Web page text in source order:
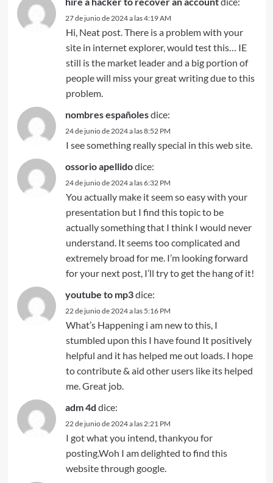
27 de junio de 2024 a las 4:19 AM
Hi, Neat post. There is a problem with your
site in internet explorer, would test this… IE
still is the market leader and a big portion of
people will miss your great writing due to this
problem.
nombres españolesdice:
24 de junio de 2024 a las 8:52 PM
I see something really special in this web site.
ossorio apellidodice:
24 de junio de 2024 a las 6:32 PM
You actually make it seem so easy with your
presentation but I find this topic to be
actually something that I think I would never
understand. It seems too complicated and
extremely broad for me. I’m looking forward
for your next post, I’ll try to get the hang of it!
youtube to mp3dice:
22 de junio de 2024 a las 5:16 PM
What’s Happening i am new to this, I
stumbled upon this I have found It positively
helpful and it has helped me out loads. I hope
to contribute & aid other users like its helped
me. Great job.
adm 4d dice:
22 de junio de 2024 a las 2:21 PM
I got what you intend, thankyou for
posting.Woh I am delighted to find this
website through google.